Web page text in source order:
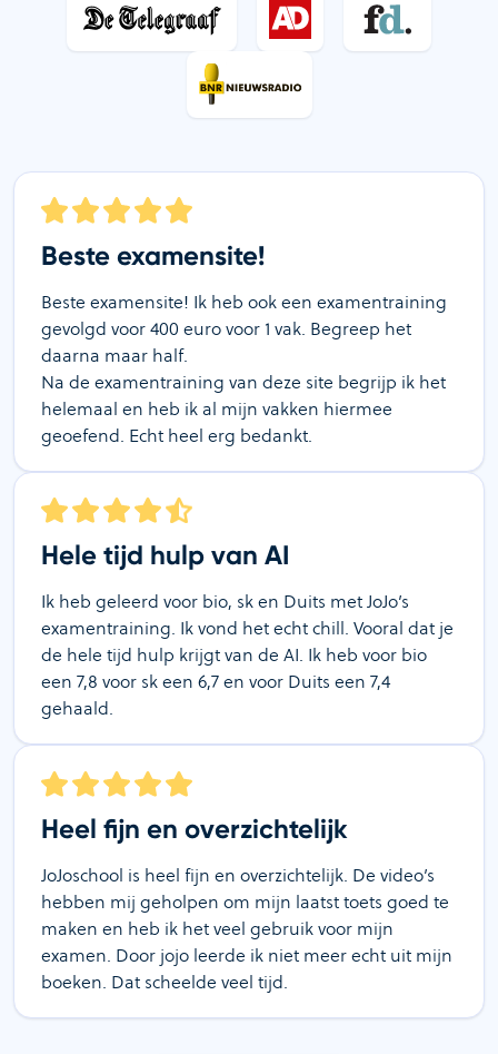
Beste examensite!
Beste examensite! Ik heb ook een examentraining
gevolgd voor 400 euro voor 1 vak. Begreep het
daarna maar half.
Na de examentraining van deze site begrijp ik het
helemaal en heb ik al mijn vakken hiermee
geoefend. Echt heel erg bedankt.
Hele tijd hulp van AI
Ik heb geleerd voor bio, sk en Duits met JoJo’s
examentraining. Ik vond het echt chill. Vooral dat je
de hele tijd hulp krijgt van de AI. Ik heb voor bio
een 7,8 voor sk een 6,7 en voor Duits een 7,4
gehaald.
Heel fijn en overzichtelijk
JoJoschool is heel fijn en overzichtelijk. De video’s
hebben mij geholpen om mijn laatst toets goed te
maken en heb ik het veel gebruik voor mijn
examen. Door jojo leerde ik niet meer echt uit mijn
boeken. Dat scheelde veel tijd.